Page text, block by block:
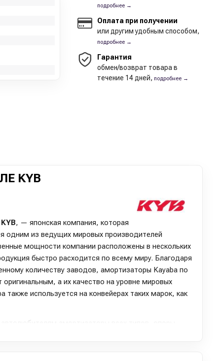
подробнее →
Оплата при получении
или другим удобным способом,
подробнее →
Гарантия
обмен/возврат товара в
течение 14 дней, подробнее →
KYB
KYB, — японская компания, которая
одним из ведущих мировых производителей
мощности компании расположены в нескольких
быстро расходится по всему миру. Благодаря
количеству заводов, амортизаторы Kayaba по
оригинальным, а их качество на уровне мировых
также используется на конвейерах таких марок, как
амортизаторы всех типов, опоры,
такие как пыльники и отбойники амортизаторов.